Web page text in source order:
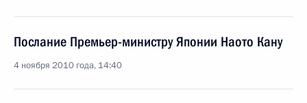
Послание Премьер-министру Японии Наото Кану
4 ноября 2010 года, 14:40